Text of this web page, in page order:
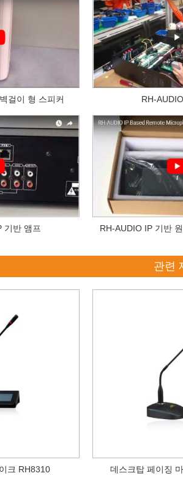
걸이 형 스피커 RH-
기반 앰프 RH-AUDIO IP 기반
관련
크 RH8310 데스크탑 페이징